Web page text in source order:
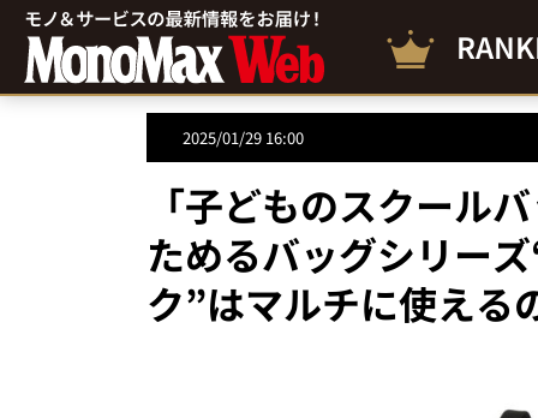
2025/01/29 16:00
「子どものスクール
ためるバッグシリー
ク”はマルチに使える